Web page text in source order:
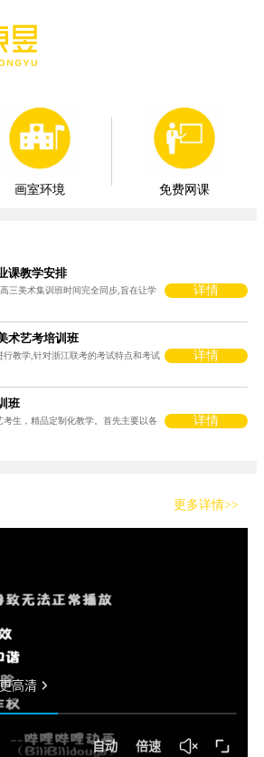
画室环境 免费网课
课教学安排
三美术集训班时间完全同步,旨在让学
详情
术艺考培训班
教学,针对浙江联考的考试特点和考试
详情
班
生，精品定制化教学。首先主要以各
详情
更多详情>>